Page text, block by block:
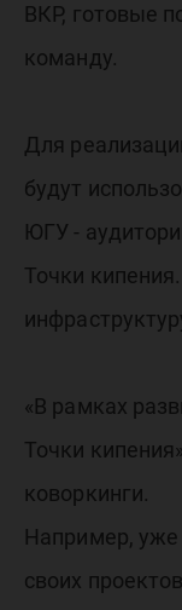
ВКР, готовые
команду.
Для
будут
ЮГУ -
Точки
«В рамках
Точки
коворкинги.
Например, уже
своих